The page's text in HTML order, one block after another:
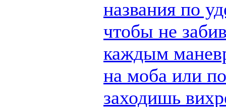
названия по
чтобы не
каждым
на моба или
заходишь